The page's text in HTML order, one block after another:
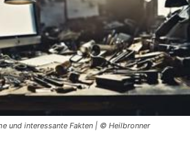
und interessante Fakten | © Heilbronner